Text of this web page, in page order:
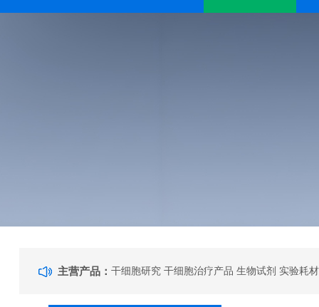
主营产品：干细胞研究 干细胞治疗产品 生物试剂 实验耗